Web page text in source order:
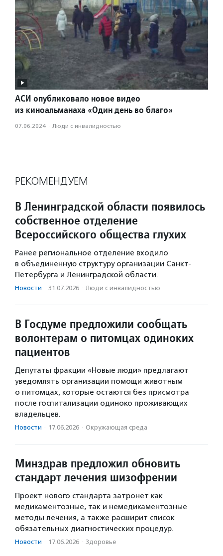
АСИ опубликовало новое видео
из киноальманаха «Один день во благо»
07.06.2024 · Люди с инвалидностью
РЕКОМЕНДУЕМ
В Ленинградской области появилось
собственное отделение
Всероссийского общества глухих
Ранее региональное отделение входило
в объединенную структуру организации Санкт-
Петербурга и Ленинградской области.
Новости · 31.07.2026 · Люди с инвалидностью
В Госдуме предложили сообщать
волонтерам о питомцах одиноких
пациентов
Депутаты фракции «Новые люди» предлагают
уведомлять организации помощи животным
о питомцах, которые остаются без присмотра
после госпитализации одиноко проживающих
владельцев.
Новости · 17.06.2026 · Окружающая среда
Минздрав предложил обновить
стандарт лечения шизофрении
Проект нового стандарта затронет как
медикаментозные, так и немедикаментозные
методы лечения, а также расширит список
обязательных диагностических процедур.
Новости · 17.06.2026 · Здоровье